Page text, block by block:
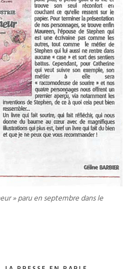
» paru en septembre dans le